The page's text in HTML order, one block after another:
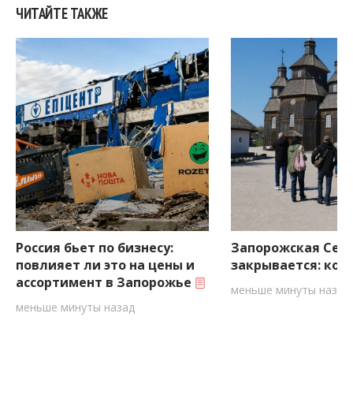
ЧИТАЙТЕ ТАКЖЕ
Россия бьет по бизнесу:
повлияет ли это на цены и
ассортимент в Запорожье
меньше минуты назад
Запорожская
закрывается:
меньше минуты назад